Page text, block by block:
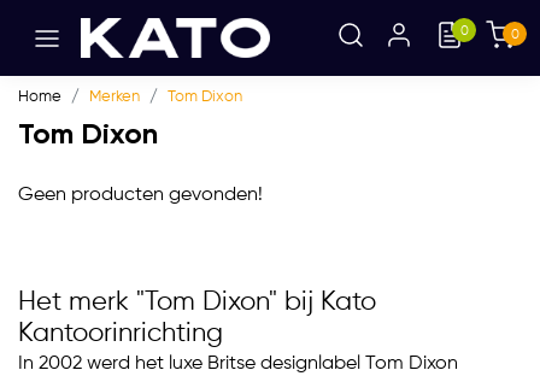
0 0
Home Merken Tom Dixon
Tom Dixon
Geen producten gevonden!
Het merk "Tom Dixon" bij Kato
Kantoorinrichting
In 2002 werd het luxe Britse designlabel Tom Dixon